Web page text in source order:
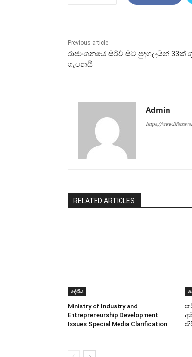
Previous article
රාජාංගනයේ සිරිවී සිට පුදගලයින් 33ක්
ගැනෙයි
Admin
https://
RELATED ARTICLES
දේශීය
Ministry of Industry and
Entrepreneurship Development
Issues Special Media Clarification